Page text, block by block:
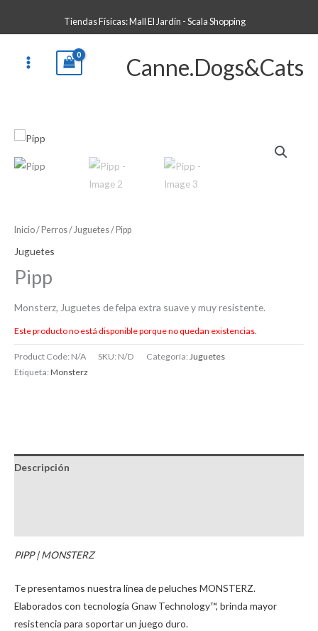
Tiendas Físicas: Mall El Jardín - Scala Shopping
Canne.Dogs&Cats
Inicio/ Perros/ Juguetes/ Pipp
Juguetes
Pipp
Monsterz, Juguetes de felpa extra suave y muy resistente.
Este producto no está disponible porque no quedan existencias.
Product Code: N/A SKU: N/D Categoría:Juguetes
Etiqueta:Monsterz
Descripción
PIPP | MONSTERZ
Te presentamos nuestra línea de peluches MONSTERZ.
Elaborados con tecnología Gnaw Technology™, brinda mayor
resistencia para soportar un juego duro.